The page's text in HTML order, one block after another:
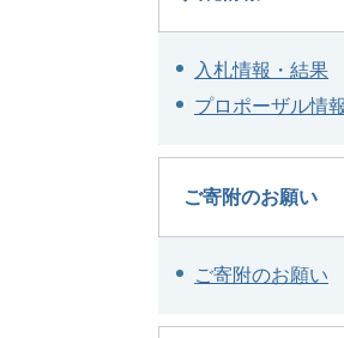
入札情報・結果
プロポーザル情
ご寄附のお願い
ご寄附のお願い